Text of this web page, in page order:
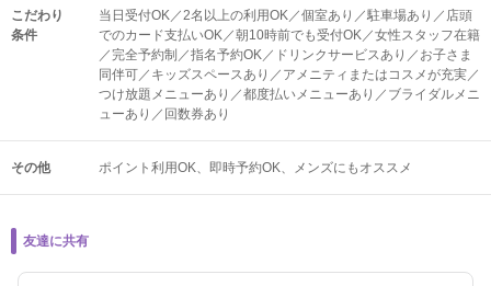
こだわり
条件
当日受付OK／2名以上の利用OK／個室あり／駐車場あり／店頭
でのカード支払いOK／朝10時前でも受付OK／女性スタッフ在籍
／完全予約制／指名予約OK／ドリンクサービスあり／お子さま
同伴可／キッズスペースあり／アメニティまたはコスメが充実／
つけ放題メニューあり／都度払いメニューあり／ブライダルメニ
ューあり／回数券あり
その他 ポイント利用OK 即時予約OK メンズにもオススメ
友達に共有